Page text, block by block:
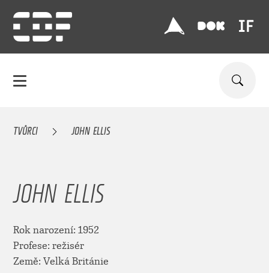
TVŮRCI JOHN ELLIS
JOHN ELLIS
Rok narození: 1952
Profese: režisér
Země: Velká Británie